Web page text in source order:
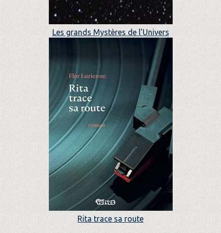
Les grands Mystères de l'Univers
Rita trace sa route